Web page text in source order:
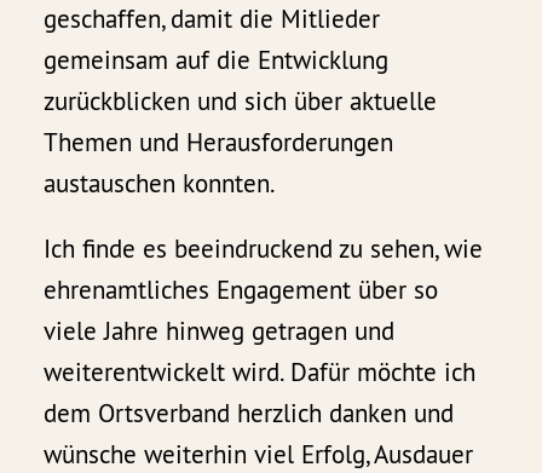
geschaffen, damit die Mitlieder
gemeinsam auf die Entwicklung
zurückblicken und sich über aktuelle
Themen und Herausforderungen
austauschen konnten.
Ich finde es beeindruckend zu sehen, wie
ehrenamtliches Engagement über so
viele Jahre hinweg getragen und
weiterentwickelt wird. Dafür möchte ich
dem Ortsverband herzlich danken und
wünsche weiterhin viel Erfolg, Ausdauer